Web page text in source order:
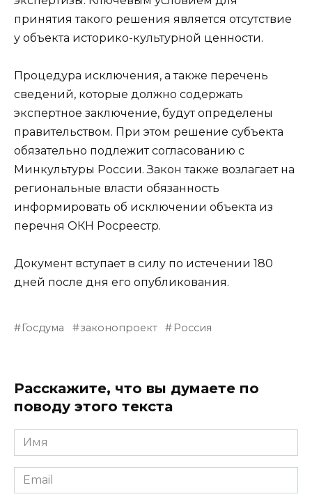
принятия такого решения является отсутствие
у объекта историко-культурной ценности.
Процедура исключения, а также перечень
сведений, которые должно содержать
экспертное заключение, будут определены
правительством. При этом решение субъекта
обязательно подлежит согласованию с
Минкультуры России. Закон также возлагает на
региональные власти обязанность
информировать об исключении объекта из
перечня ОКН Росреестр.
Документ вступает в силу по истечении 180
дней после дня его опубликования.
Госдума законопроект Россия
Расскажите, что вы думаете по
поводу этого текста
Имя
Email